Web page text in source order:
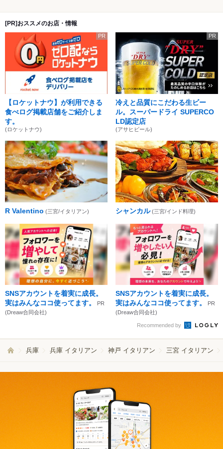
[PR]おススメのお店・情報
PR
【ロケットナウ】が利用できる
食べログ掲載店舗をご紹介しま
す。
(ロケットナウ)
PR
冷えと品質にこだわる生ビー
ル。スーパードライ SUPERCO
LD認定店
(アサヒビール)
R Valentino (三宮/イタリアン) シャンカル (三宮/インド料理)
SNSアカウントを着実に成長。
実はみんなココ使ってます。
PR
(Dreaw合同会社)
SNSアカウントを着実に成長。
実はみんなココ使ってます。
PR
(Dreaw合同会社)
Recommended by
兵庫 兵庫 イタリアン 神戸 イタリアン 三宮 イタリアン